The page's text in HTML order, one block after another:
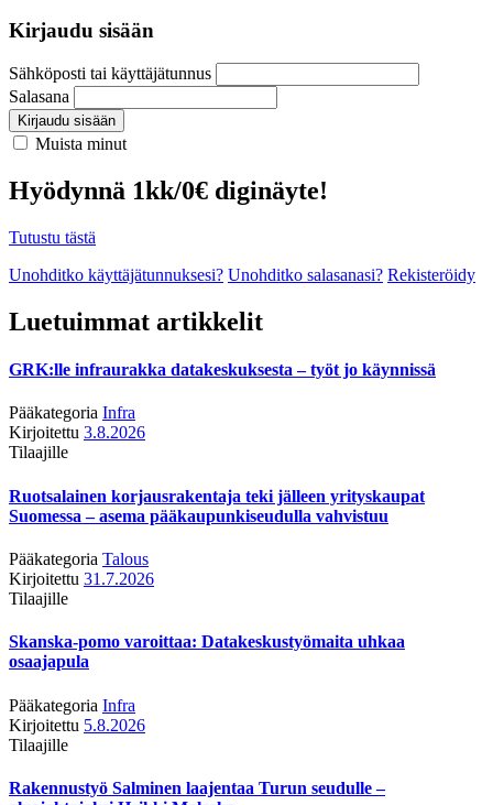
Kirjaudu sisään
Sähköposti tai käyttäjätunnus
Salasana
Kirjaudu sisään
Muista minut
Hyödynnä 1kk/0€ diginäyte!
Tutustu tästä
Unohditko käyttäjätunnuksesi? Unohditko salasanasi? Rekisteröidy
Luetuimmat artikkelit
GRK:lle infraurakka datakeskuksesta – työt jo käynnissä
Pääkategoria Infra
Kirjoitettu 3.8.2026
Tilaajille
Ruotsalainen korjausrakentaja teki jälleen yrityskaupat
Suomessa – asema pääkaupunkiseudulla vahvistuu
Pääkategoria Talous
Kirjoitettu 31.7.2026
Tilaajille
Skanska-pomo varoittaa: Datakeskustyömaita uhkaa
osaajapula
Pääkategoria Infra
Kirjoitettu 5.8.2026
Tilaajille
Rakennustyö Salminen laajentaa Turun seudulle –